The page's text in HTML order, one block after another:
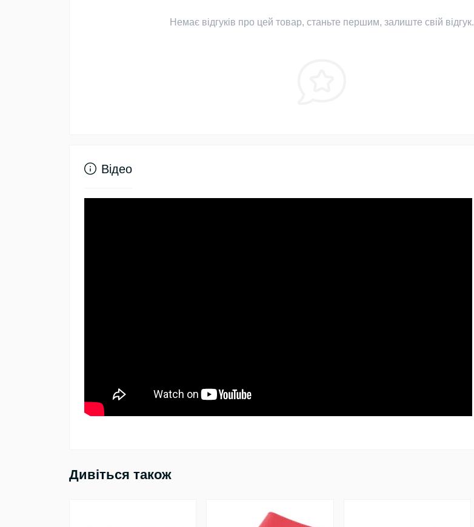
Немає відгуків про цей товар, станьте першим, залиште свій відгук.
Відео
Дивіться також